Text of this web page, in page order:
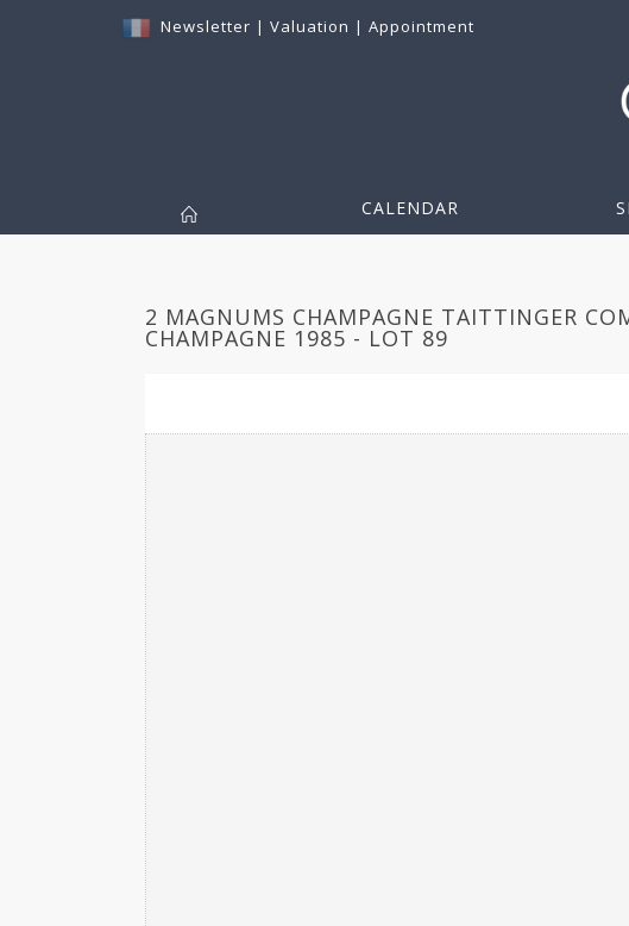
Newsletter | Valuation | Appointment
CALENDAR
2 MAGNUMS CHAMPAGNE TAITTINGER
CHAMPAGNE 1985 - LOT 89